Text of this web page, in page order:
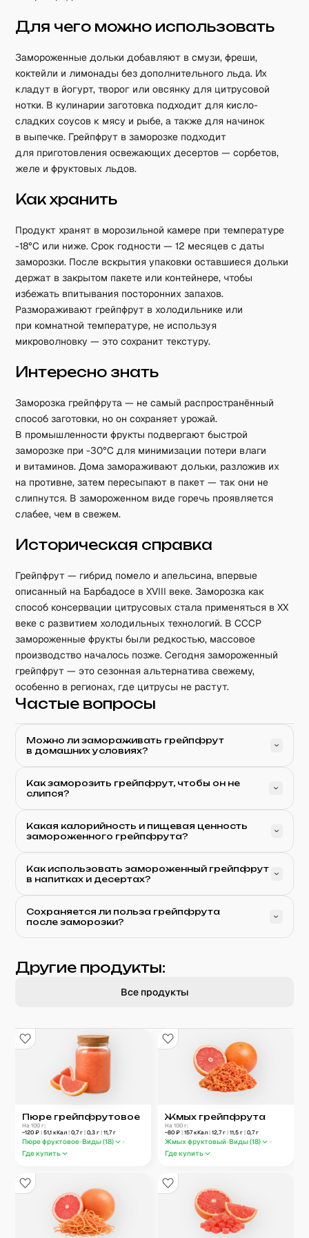
Для чего можно использовать
Замороженные дольки добавляют в смузи, фреши,
коктейли и лимонады без дополнительного льда. Их
кладут в йогурт, творог или овсянку для цитрусовой
нотки. В кулинарии заготовка подходит для кисло-
сладких соусов к мясу и рыбе, а также для начинок
в выпечке. Грейпфрут в заморозке подходит
для приготовления освежающих десертов — сорбетов,
желе и фруктовых льдов.
Как хранить
Продукт хранят в морозильной камере при температуре
-18°C или ниже. Срок годности — 12 месяцев с даты
заморозки. После вскрытия упаковки оставшиеся дольки
держат в закрытом пакете или контейнере, чтобы
избежать впитывания посторонних запахов.
Размораживают грейпфрут в холодильнике или
при комнатной температуре, не используя
микроволновку — это сохранит текстуру.
Интересно знать
Заморозка грейпфрута — не самый распространённый
способ заготовки, но он сохраняет урожай.
В промышленности фрукты подвергают быстрой
заморозке при -30°C для минимизации потери влаги
и витаминов. Дома замораживают дольки, разложив их
на противне, затем пересыпают в пакет — так они не
слипнутся. В замороженном виде горечь проявляется
слабее, чем в свежем.
Историческая справка
Грейпфрут — гибрид помело и апельсина, впервые
описанный на Барбадосе в XVIII веке. Заморозка как
способ консервации цитрусовых стала применяться в XX
веке с развитием холодильных технологий. В СССР
замороженные фрукты были редкостью, массовое
производство началось позже. Сегодня замороженный
грейпфрут — это сезонная альтернатива свежему,
особенно в регионах, где цитрусы не растут.
Частые вопросы
Можно ли замораживать грейпфрут
в домашних условиях?
Как заморозить грейпфрут, чтобы он не
слипся?
Какая калорийность и пищевая ценность
замороженного грейпфрута?
Как использовать замороженный грейпфрут
в напитках и десертах?
Сохраняется ли польза грейпфрута
после заморозки?
Другие продукты:
Все продукты
Пюре грейпфрутовое
На 100 г:
~120 ₽| 51,1 кКал| 0,7г| 0,3 г| 11,7г
Пюре фруктовое Виды (18)
Где купить
Жмых грейпфрута
На 100 г:
~80 ₽ | 157кКал | 12,7г | 11,5 г | 0,7г
Жмых фруктовый Виды (18)
Где купить